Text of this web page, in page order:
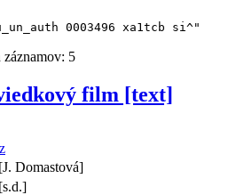
0003496 xa1tcb si^"
záznamov: 5
film [text]
[J. Domastová]
[s.d.]